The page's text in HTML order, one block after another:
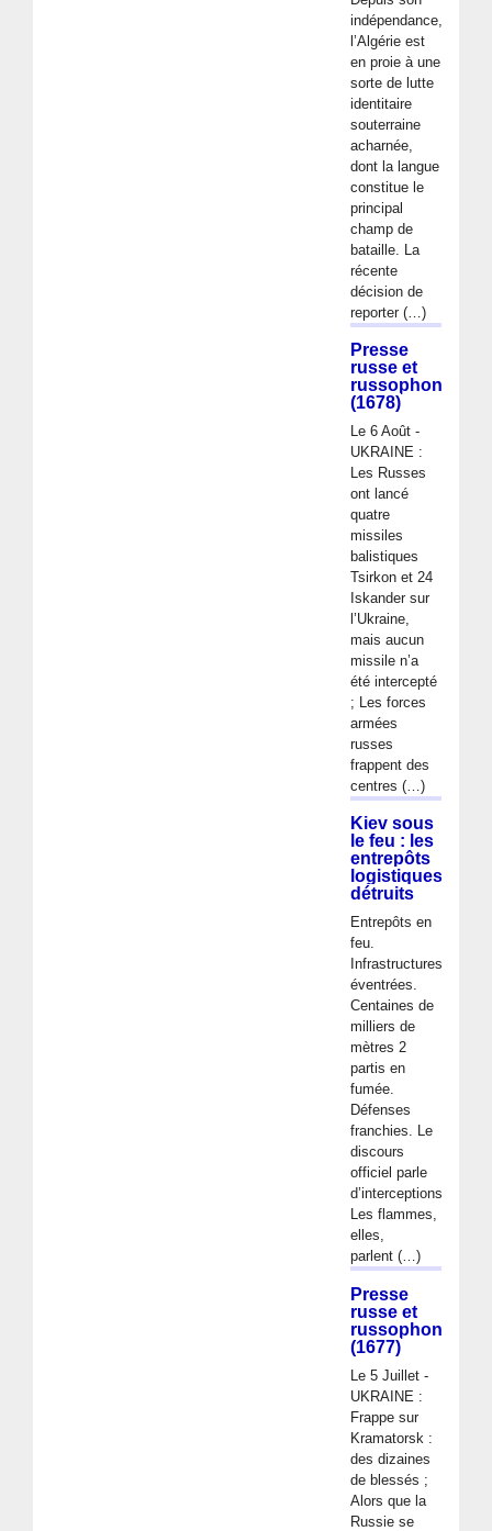
indépendance,
l’Algérie est
en proie à une
sorte de lutte
identitaire
souterraine
acharnée,
dont la langue
constitue le
principal
champ de
bataille. La
récente
décision de
reporter (…)
Presse
russe et
russophone
(1678)
Le 6 Août -
UKRAINE :
Les Russes
ont lancé
quatre
missiles
balistiques
Tsirkon et 24
Iskander sur
l’Ukraine,
mais aucun
missile n’a
été intercepté
; Les forces
armées
russes
frappent des
centres (…)
Kiev sous
le feu : les
entrepôts
logistiques
détruits
Entrepôts en
feu.
Infrastructures
éventrées.
Centaines de
milliers de
mètres 2
partis en
fumée.
Défenses
franchies. Le
discours
officiel parle
d’interceptions.
Les flammes,
elles,
parlent (…)
Presse
russe et
russophone
(1677)
Le 5 Juillet -
UKRAINE :
Frappe sur
Kramatorsk :
des dizaines
de blessés ;
Alors que la
Russie se